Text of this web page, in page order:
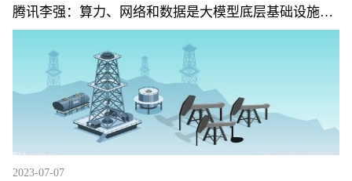
腾讯李强：算力、网络和数据是大模型底层基础设施的
铁三角
2023-07-07